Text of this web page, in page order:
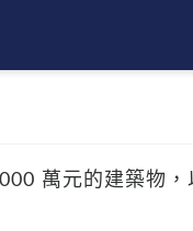
萬元的建築物